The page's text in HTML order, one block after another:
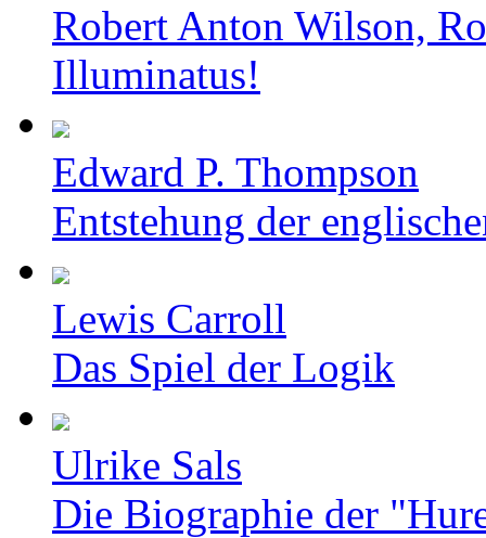
Robert Anton Wilson,
Illuminatus!
Edward P. Thompson
Entstehung der
Lewis Carroll
Das Spiel der Logik
Ulrike Sals
Die Biographie der